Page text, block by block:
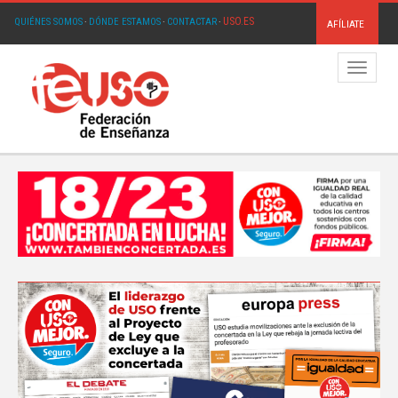
QUIÉNES SOMOS· DÓNDE ESTAMOS· CONTACTAR· USO.ES AFÍLIATE
Menú